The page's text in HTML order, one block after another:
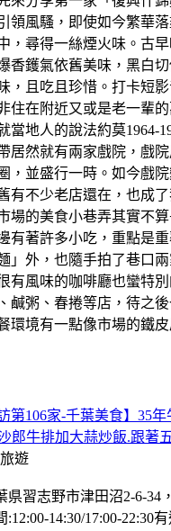
領風騷，即使如今繁華
，尋得一絲煙火味。古
香鑊氣依舊美味，黑白
，且吃且珍惜。打卡短
住在附近又或是老一輩
當地人的說法約莫1964-
居然就有兩家戲院，戲
，並盛行一時。如今戲
有不少老店還在，也成
場的美食小巷弄其實不
有著許多小吃，重點是
」外，也隨手拍了巷口
有風味的咖啡廳也蠻特
鹹粥、春捲等店，待之
環境有一點像市場的鐵皮
第106家-千葉美食】35
郎牛排加大蒜炒飯.跟著
遊
県習志野市津田沼2-6-34
:12:00-14:30/17:00-22:30